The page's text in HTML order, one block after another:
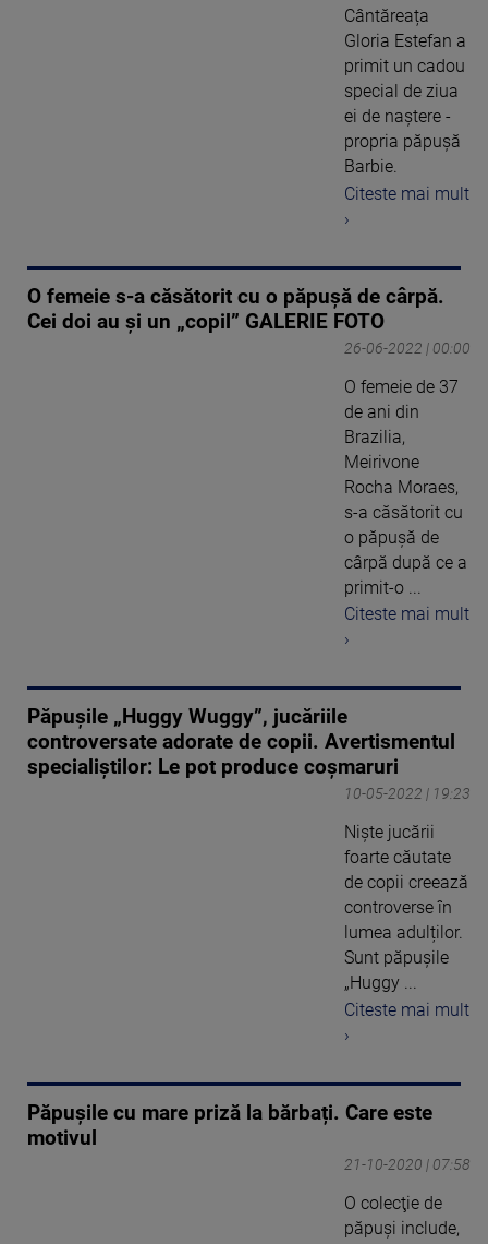
Cântăreața
Gloria Estefan a
primit un cadou
special de ziua
ei de naștere -
propria păpușă
Barbie.
Citeste mai mult
›
O femeie s-a căsătorit cu o păpușă de cârpă.
Cei doi au și un „copil” GALERIE FOTO
26-06-2022 | 00:00
O femeie de 37
de ani din
Brazilia,
Meirivone
Rocha Moraes,
s-a căsătorit cu
o păpușă de
cârpă după ce a
primit-o ...
Citeste mai mult
›
Păpușile „Huggy Wuggy”, jucăriile
controversate adorate de copii. Avertismentul
specialiștilor: Le pot produce coșmaruri
10-05-2022 | 19:23
Nişte jucării
foarte căutate
de copii creează
controverse în
lumea adulților.
Sunt păpușile
„Huggy ...
Citeste mai mult
›
Păpușile cu mare priză la bărbați. Care este
motivul
21-10-2020 | 07:58
O colecţie de
păpuşi include,